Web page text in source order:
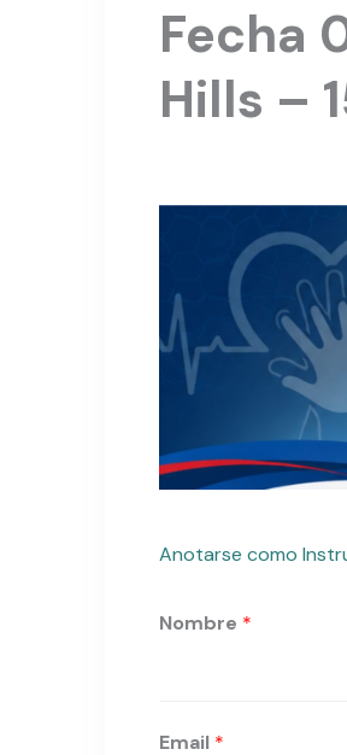
Fecha
Hills –
Anotarse como
Nombre *
E
Email *